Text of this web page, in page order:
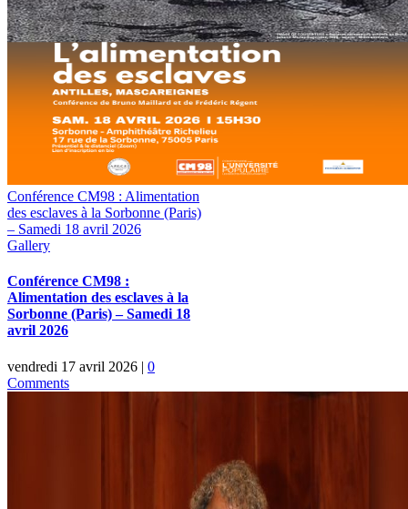
Conférence CM98 : Alimentation
des esclaves à la Sorbonne (Paris)
– Samedi 18 avril 2026
Gallery
Conférence CM98 :
Alimentation des esclaves à la
Sorbonne (Paris) – Samedi 18
avril 2026
vendredi 17 avril 2026 | 0
Comments